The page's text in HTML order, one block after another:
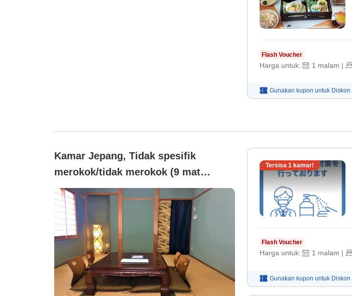
Flash Voucher
Harga untuk: 1 malam |
Gunakan kupon untuk Diskon
Kamar Jepang, Tidak spesifik
merokok/tidak merokok (9 mat
persegi (dengan toilet))
Tersisa 1 kamar!
Flash Voucher
Harga untuk: 1 malam |
Gunakan kupon untuk Diskon